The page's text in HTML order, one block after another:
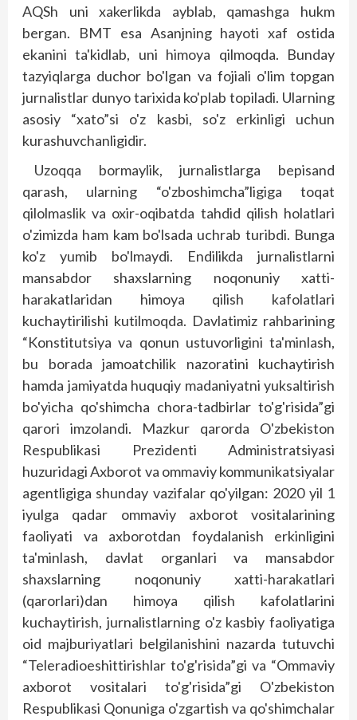
AQSh uni xakerlikda ayblab, qamashga hukm
bergan. BMT esa Asanjning hayoti xaf ostida
ekanini ta'kidlab, uni himoya qilmoqda. Bunday
tazyiqlarga duchor bo'lgan va fojiali o'lim topgan
jurnalistlar dunyo tarixida ko'plab topiladi. Ularning
asosiy “xato”si o'z kasbi, so'z erkinligi uchun
kurashuvchanligidir.
Uzoqqa bormaylik, jurnalistlarga bepisand
qarash, ularning “o'zboshimcha”ligiga toqat
qilolmaslik va oxir-oqibatda tahdid qilish holatlari
o'zimizda ham kam bo'lsada uchrab turibdi. Bunga
ko'z yumib bo'lmaydi. Endilikda jurnalistlarni
mansabdor shaxslarning noqonuniy xatti-
harakatlaridan himoya qilish kafolatlari
kuchaytirilishi kutilmoqda. Davlatimiz rahbarining
“Konstitutsiya va qonun ustuvorligini ta'minlash,
bu borada jamoatchilik nazoratini kuchaytirish
hamda jamiyatda huquqiy madaniyatni yuksaltirish
bo'yicha qo'shimcha chora-tadbirlar to'g'risida”gi
qarori imzolandi. Mazkur qarorda O'zbekiston
Respublikasi Prezidenti Administratsiyasi
huzuridagi Axborot va ommaviy kommunikatsiyalar
agentligiga shunday vazifalar qo'yilgan: 2020 yil 1
iyulga qadar ommaviy axborot vositalarining
faoliyati va axborotdan foydalanish erkinligini
ta'minlash, davlat organlari va mansabdor
shaxslarning noqonuniy xatti-harakatlari
(qarorlari)dan himoya qilish kafolatlarini
kuchaytirish, jurnalistlarning o'z kasbiy faoliyatiga
oid majburiyatlari belgilanishini nazarda tutuvchi
“Teleradioeshittirishlar to'g'risida”gi va “Ommaviy
axborot vositalari to'g'risida”gi O'zbekiston
Respublikasi Qonuniga o'zgartish va qo'shimchalar